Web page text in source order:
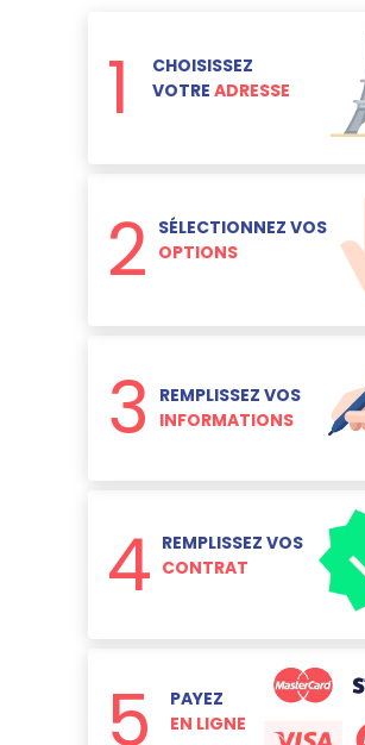
1
CHOISISSEZ
VOTRE ADRESSE
2 SÉLECTIONNEZ VOS
OPTIONS
3
REMPLISSEZ VOS
INFORMATIONS
4 REMPLISSEZ VOS
CONTRAT
5
PAYEZ
EN LIGNE